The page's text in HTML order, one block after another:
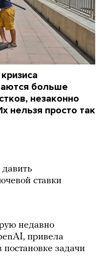
больше
незаконно
нельзя просто так
ставки
недавно
привела
задачи